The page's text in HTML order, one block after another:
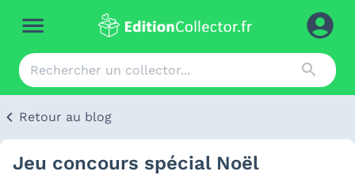
Retour au blog
Jeu concours spécial Noël